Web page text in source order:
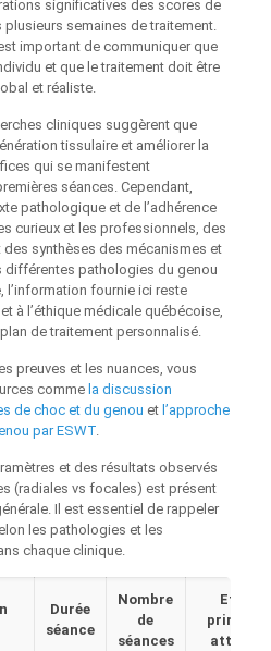
significatives des scores de
semaines de traitement.
important de communiquer que
et que le traitement doit être
et réaliste.
cliniques suggèrent que
tissulaire et améliorer la
qui se manifestent
séances. Cependant,
pathologique et de l’adhérence
curieux et les professionnels, des
synthèses des mécanismes et
différentes pathologies du genou
l’information fournie ici reste
à l’éthique médicale québécoise,
de traitement personnalisé.
preuves et les nuances, vous
comme la discussion
de choc et du genou et l’approche
par ESWT.
et des résultats observés
(radiales vs focales) est présent
Il est essentiel de rappeler
les pathologies et les
chaque clinique.
Durée
séance
Nombre
de
séances
Effet
principal
attendu